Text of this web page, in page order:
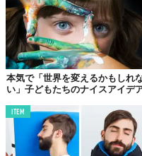
コロナと掛けた 「The Coro-
本気で「世界を変えるかもしれ
い」子どもたちのナイスアイデ
ITEM